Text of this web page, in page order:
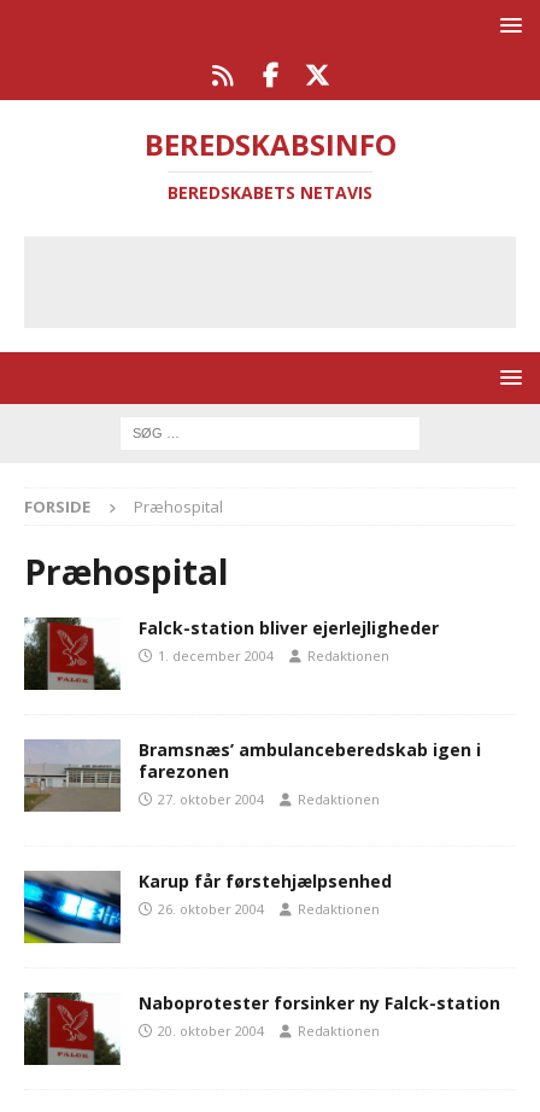
BEREDSKABSINFO
BEREDSKABETS NETAVIS
FORSIDE Præhospital
Præhospital
Falck-station bliver ejerlejligheder
1. december 2004 Redaktionen
Bramsnæs’ ambulanceberedskab igen i
farezonen
27. oktober 2004 Redaktionen
Karup får førstehjælpsenhed
26. oktober 2004 Redaktionen
Naboprotester forsinker ny Falck-station
20. oktober 2004 Redaktionen